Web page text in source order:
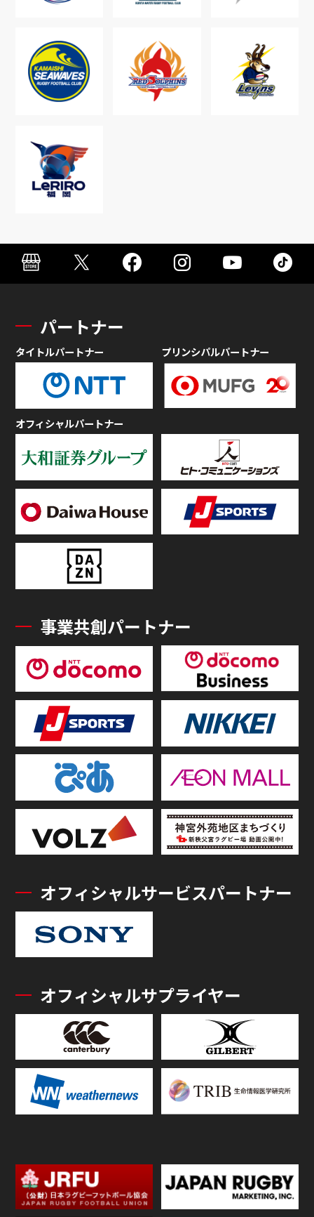
パートナー
タイトルパートナー プリンシパルパートナー
オフィシャルパートナー
事業共創パートナー
オフィシャルサービスパートナー
オフィシャルサプライヤー